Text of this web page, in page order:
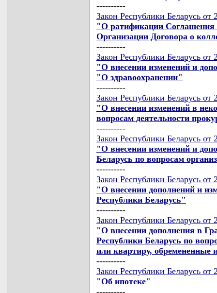
----------
Закон Республики Беларусь
"О ратификации Соглашения
Организации Договора о
----------
Закон Республики Беларусь
"О внесении изменений и
"О здравоохранении"
----------
Закон Республики Беларусь
"О внесении изменений в
вопросам деятельности
----------
Закон Республики Беларусь
"О внесении изменений и
Беларусь по вопросам
----------
Закон Республики Беларусь
"О внесении дополнений и
Республики Беларусь"
----------
Закон Республики Беларусь
"О внесении дополнения в
Республики Беларусь по
или квартиру, обремененные
----------
Закон Республики Беларусь
"Об ипотеке"